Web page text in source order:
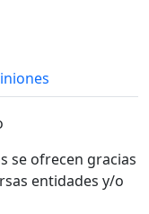
se ofrecen gracias
entidades y/o